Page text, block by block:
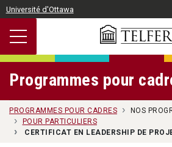
Passer au contenu principal
Université d'Ottawa
Programmes pour
PROGRAMMES POUR CADRES
NOS
POUR PARTICULIERS
CERTIFICAT EN LEADERSHIP DE